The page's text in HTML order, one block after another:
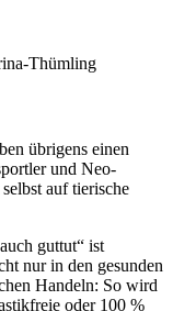
Thümling
übrigens einen
und Neo-
auf tierische
guttut“ ist
nur in den gesunden
Handeln: So wird
oder 100 %